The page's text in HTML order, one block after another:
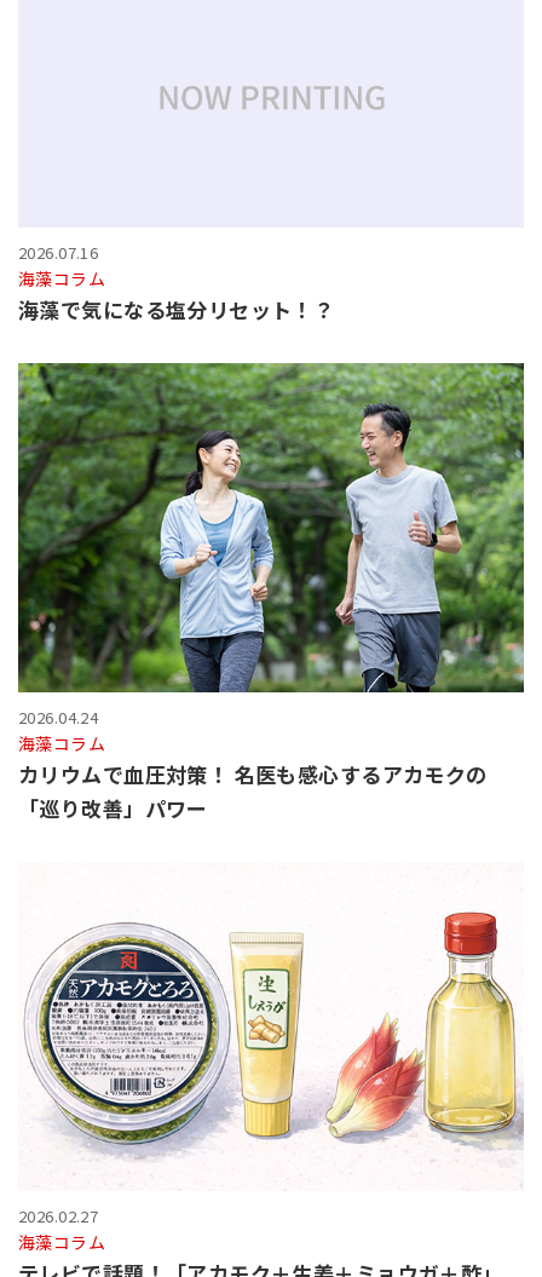
2026.07.16
海藻コラム
海藻で気になる塩分リセット！？
2026.04.24
海藻コラム
カリウムで血圧対策！ 名医も感心するアカモクの
「巡り改善」パワー
2026.02.27
海藻コラム